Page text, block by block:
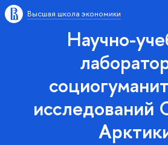
Высшая школа экономики
Научно-
исследований